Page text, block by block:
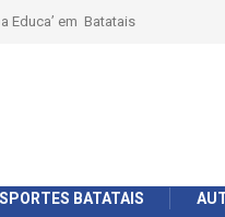
a LABE na Série Ouro e
BATATAIS